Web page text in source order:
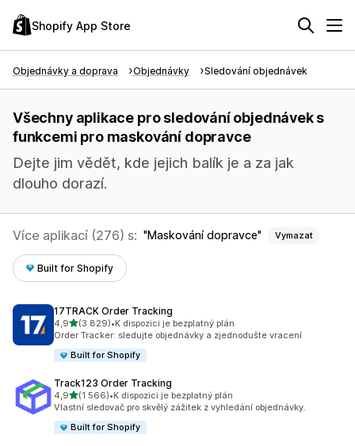
Shopify App Store
Objednávky a doprava Objednávky Sledování objednávek
Všechny aplikace pro sledování objednávek s
funkcemi pro maskování dopravce
Dejte jim vědět, kde jejich balík je a za jak
dlouho dorazí.
Více aplikací (276) s: Maskování dopravce Vymazat
Built for Shopify
17TRACK Order Tracking
4,9z 5 hvězd
(3 829)
Celkový počet recenzí: 3829
•K dispozici je bezplatný plán
Order Tracker: sledujte objednávky a zjednodušte vracení
Built for Shopify
Track123 Order Tracking
4,9z 5 hvězd
(1 566)
Celkový počet recenzí: 1566
•K dispozici je bezplatný plán
Vlastní sledovač pro skvělý zážitek z vyhledání objednávky.
Built for Shopify